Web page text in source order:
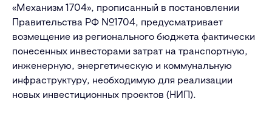
«Механизм 1704», прописанный в постановлении
Правительства РФ №1704, предусматривает
возмещение из регионального бюджета фактически
понесенных инвесторами затрат на транспортную,
инженерную, энергетическую и коммунальную
инфраструктуру, необходимую для реализации
новых инвестиционных проектов (НИП).